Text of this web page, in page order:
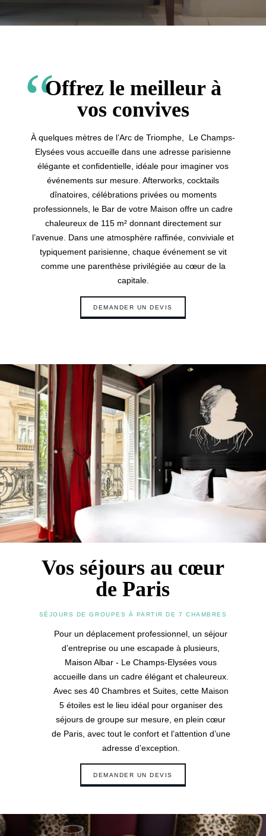
Offrez le meilleur à
vos convives
À quelques mètres de l’Arc de Triomphe, Le Champs-
Elysées vous accueille dans une adresse parisienne
élégante et confidentielle, idéale pour imaginer vos
événements sur mesure. Afterworks, cocktails
dînatoires, célébrations privées ou moments
professionnels, le Bar de votre Maison offre un cadre
chaleureux de 115 m² donnant directement sur
l’avenue. Dans une atmosphère raffinée, conviviale et
typiquement parisienne, chaque événement se vit
comme une parenthèse privilégiée au cœur de la
capitale.
DEMANDER UN DEVIS
Vos séjours au cœur
de Paris
SÉJOURS DE GROUPES À PARTIR DE 7 CHAMBRES
Pour un déplacement professionnel, un séjour
d’entreprise ou une escapade à plusieurs,
Maison Albar - Le Champs-Elysées vous
accueille dans un cadre élégant et chaleureux.
Avec ses 40 Chambres et Suites, cette Maison
5 étoiles est le lieu idéal pour organiser des
séjours de groupe sur mesure, en plein cœur
de Paris, avec tout le confort et l’attention d’une
adresse d’exception.
DEMANDER UN DEVIS